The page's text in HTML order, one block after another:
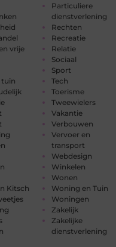
vrije
tuin
Kitsch
Particuliere
dienstverlening
Rechten
Recreatie
Relatie
Sociaal
Sport
Tech
Toerisme
Tweewielers
Vakantie
Verbouwen
Vervoer en
transport
Webdesign
Winkelen
Wonen
Woning en Tuin
Woningen
Zakelijk
Zakelijke
dienstverlening